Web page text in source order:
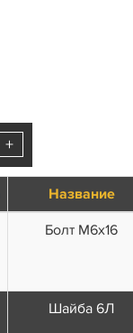
+
Название
Болт М6х16
Шайба 6Л